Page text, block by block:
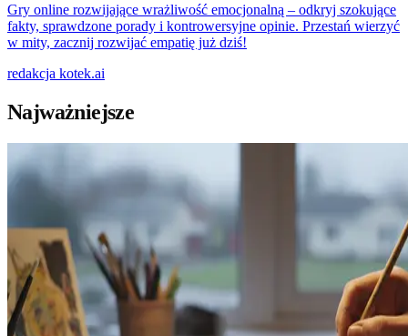
Gry online rozwijające wrażliwość emocjonalną – odkryj szokujące
fakty, sprawdzone porady i kontrowersyjne opinie. Przestań wierzyć
w mity, zacznij rozwijać empatię już dziś!
redakcja kotek.ai
Najważniejsze